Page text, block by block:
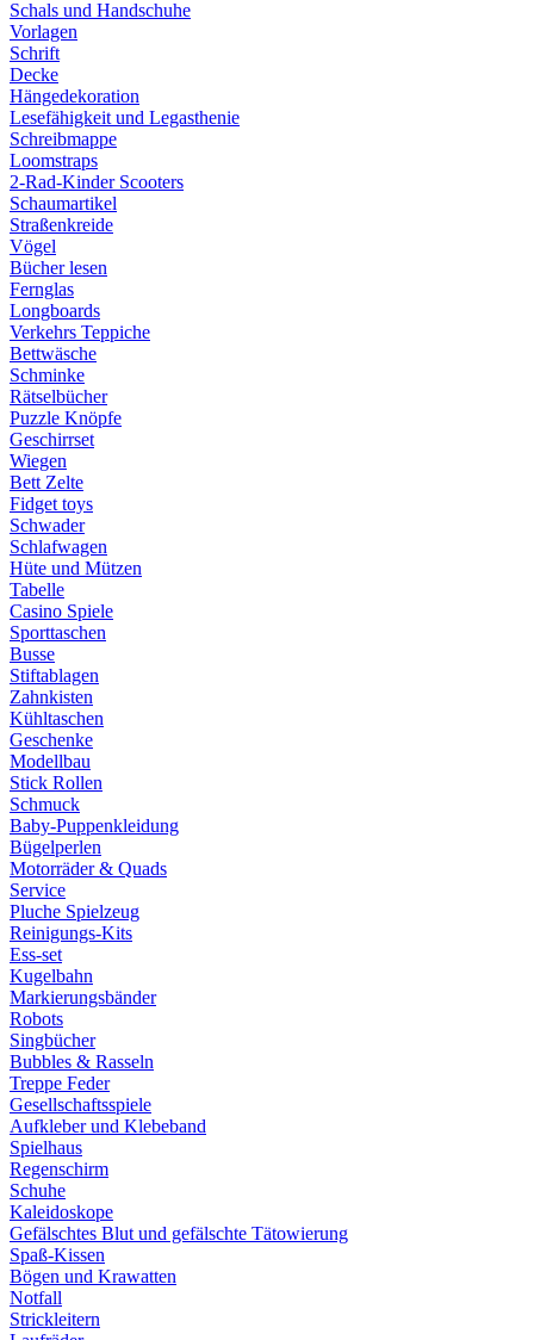
Schals und Handschuhe
Vorlagen
Schrift
Decke
Hängedekoration
Lesefähigkeit und Legasthenie
Schreibmappe
Loomstraps
2-Rad-Kinder Scooters
Schaumartikel
Straßenkreide
Vögel
Bücher lesen
Fernglas
Longboards
Verkehrs Teppiche
Bettwäsche
Schminke
Rätselbücher
Puzzle Knöpfe
Geschirrset
Wiegen
Bett Zelte
Fidget toys
Schwader
Schlafwagen
Hüte und Mützen
Tabelle
Casino Spiele
Sporttaschen
Busse
Stiftablagen
Zahnkisten
Kühltaschen
Geschenke
Modellbau
Stick Rollen
Schmuck
Baby-Puppenkleidung
Bügelperlen
Motorräder & Quads
Service
Pluche Spielzeug
Reinigungs-Kits
Ess-set
Kugelbahn
Markierungsbänder
Robots
Singbücher
Bubbles & Rasseln
Treppe Feder
Gesellschaftsspiele
Aufkleber und Klebeband
Spielhaus
Regenschirm
Schuhe
Kaleidoskope
Gefälschtes Blut und gefälschte Tätowierung
Spaß-Kissen
Bögen und Krawatten
Notfall
Strickleitern